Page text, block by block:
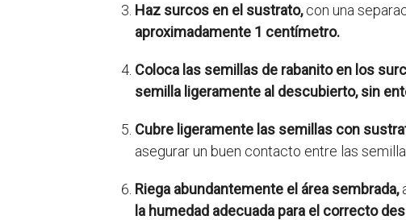
Haz surcos en el sustrato,con una
aproximadamente 1 centímetro.
Coloca las semillas de rabanito en los
semilla ligeramente al descubierto, sin
Cubre ligeramente las semillas con
asegurar un buen contacto entre las
Riega abundantemente el área sembrada,
la humedad adecuada para el correcto